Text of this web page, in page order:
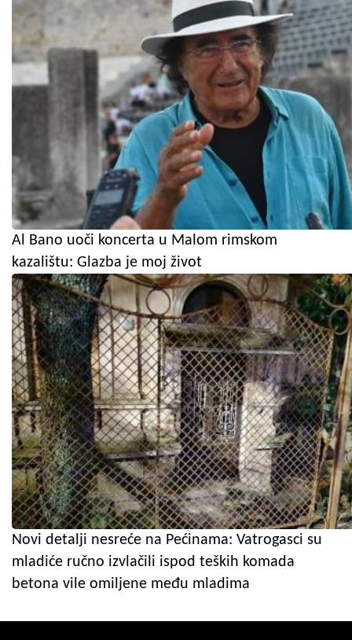
Al Bano uoči koncerta u Malom rimskom
kazalištu: Glazba je moj život
Novi detalji nesreće na Pećinama: Vatrogasci su
mladiće ručno izvlačili ispod teških komada
betona vile omiljene među mladima